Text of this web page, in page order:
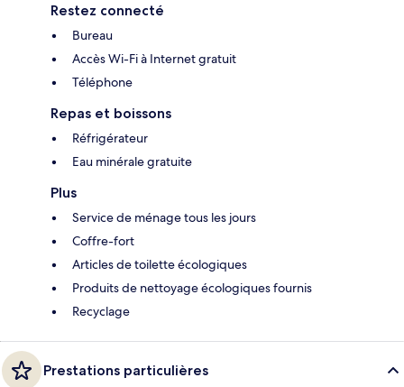
Restez connecté
Bureau
Accès Wi-Fi à Internet gratuit
Téléphone
Repas et boissons
Réfrigérateur
Eau minérale gratuite
Plus
Service de ménage tous les jours
Coffre-fort
Articles de toilette écologiques
Produits de nettoyage écologiques fournis
Recyclage
Prestations particulières